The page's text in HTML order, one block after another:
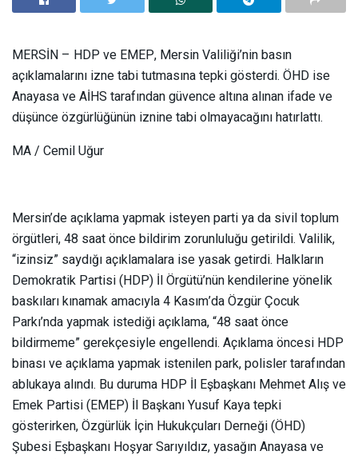
MERSİN – HDP ve EMEP, Mersin Valiliği’nin basın
açıklamalarını izne tabi tutmasına tepki gösterdi. ÖHD ise
Anayasa ve AİHS tarafından güvence altına alınan ifade ve
düşünce özgürlüğünün iznine tabi olmayacağını hatırlattı.
MA / Cemil Uğur
Mersin’de açıklama yapmak isteyen parti ya da sivil toplum
örgütleri, 48 saat önce bildirim zorunluluğu getirildi. Valilik,
“izinsiz” saydığı açıklamalara ise yasak getirdi. Halkların
Demokratik Partisi (HDP) İl Örgütü’nün kendilerine yönelik
baskıları kınamak amacıyla 4 Kasım’da Özgür Çocuk
Parkı’nda yapmak istediği açıklama, “48 saat önce
bildirmeme” gerekçesiyle engellendi. Açıklama öncesi HDP
binası ve açıklama yapmak istenilen park, polisler tarafından
ablukaya alındı. Bu duruma HDP İl Eşbaşkanı Mehmet Alış ve
Emek Partisi (EMEP) İl Başkanı Yusuf Kaya tepki
gösterirken, Özgürlük İçin Hukukçuları Derneği (ÖHD)
Şubesi Eşbaşkanı Hoşyar Sarıyıldız, yasağın Anayasa ve